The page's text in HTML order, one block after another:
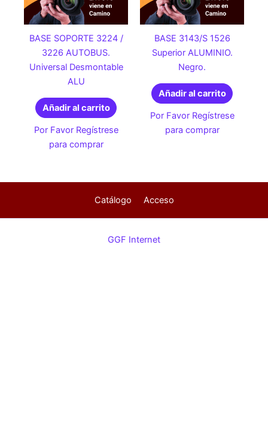
BASE SOPORTE 3224 /
3226 AUTOBUS.
Universal Desmontable
ALU
Añadir al carrito
Por Favor Regístrese
para comprar
BASE 3143/S 1526
Superior ALUMINIO.
Negro.
Añadir al carrito
Por Favor Regístrese
para comprar
Catálogo Acceso
GGF Internet